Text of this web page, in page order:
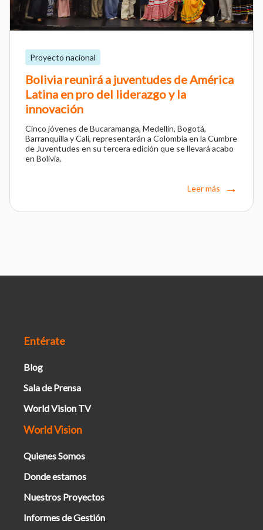
Proyecto nacional
Bolivia reunirá a juventudes de América
Latina en pro del liderazgo y la
innovación
Cinco jóvenes de Bucaramanga, Medellín, Bogotá,
Barranquilla y Cali, representarán a Colombia en la Cumbre
de Juventudes en su tercera edición que se llevará acabo
en Bolivia.
Leer más
Entérate
Blog
Sala de Prensa
World Vision TV
World Vision
Quienes Somos
Donde estamos
Nuestros Proyectos
Informes de Gestión